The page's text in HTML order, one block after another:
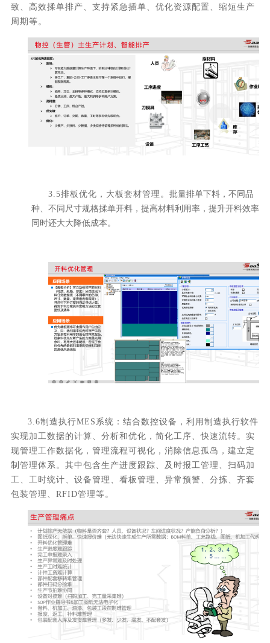
致、高效揉单排产、支持紧急插单、优化资源配置、缩短生产
周期等。
3.5排板优化，大板套材管理。 批量排单下料，不同品
种、不同尺寸规格揉单开料，提高材料利用率，提升开料效率
同时还大大降低成本。
3.6制造执行MES系统：结合数控设备，利用制造执行软件
实现加工数据的计算、分析和优化，简化工序、快速流转。实
现管理工作数据化，管理流程可视化，消除信息孤岛，建立定
制管理体系。其中包含生产进度跟踪、及时报工管理、扫码加
工、工时统计、设备管理、看板管理、异常预警、分拣、齐套
包装管理、RFID管理等。